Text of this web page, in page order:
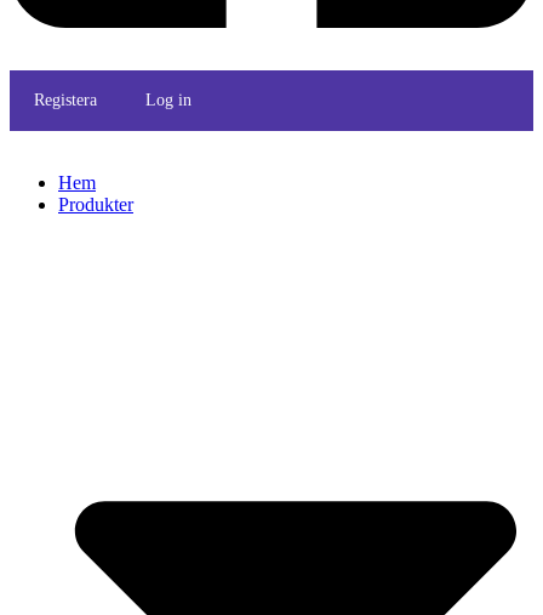
Registera Log in
Hem
Produkter